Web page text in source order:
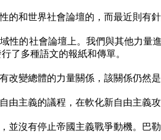
的和世界社會論壇的，而最近則有
性的社會論壇上。我們與其他力
了多種語文的報紙和傳單。
變總體的力量關係，該關係仍然
主義的議程，在軟化新自由主義
沒有停止帝國主義戰爭動機。巴